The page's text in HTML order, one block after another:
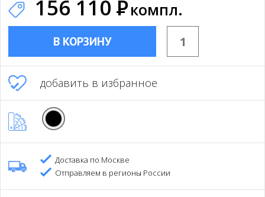
156 110 Ркомпл.
В КОРЗИНУ
добавить в избранное
Доставка по Москве
Отправляем в регионы России